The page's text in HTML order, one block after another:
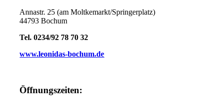
Annastr. 25 (am Moltkemarkt/Springerplatz)
44793 Bochum
Tel. 0234/92 78 70 32
www.leonidas-bochum.de
Öffnungszeiten: